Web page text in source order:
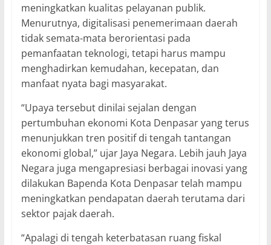
meningkatkan kualitas pelayanan publik.
Menurutnya, digitalisasi penemerimaan daerah
tidak semata-mata berorientasi pada
pemanfaatan teknologi, tetapi harus mampu
menghadirkan kemudahan, kecepatan, dan
manfaat nyata bagi masyarakat.
“Upaya tersebut dinilai sejalan dengan
pertumbuhan ekonomi Kota Denpasar yang terus
menunjukkan tren positif di tengah tantangan
ekonomi global,” ujar Jaya Negara. Lebih jauh Jaya
Negara juga mengapresiasi berbagai inovasi yang
dilakukan Bapenda Kota Denpasar telah mampu
meningkatkan pendapatan daerah terutama dari
sektor pajak daerah.
“Apalagi di tengah keterbatasan ruang fiskal